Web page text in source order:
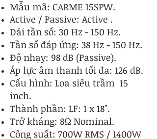
Mẫu mã: CARME 15SPW.
Active / Passive: Active .
Dải tần số: 30 Hz - 150 Hz.
Tần số đáp ứng: 38 Hz - 150 Hz.
Độ nhạy: 98 dB (Passive).
Áp lực âm thanh tối đa: 126 dB.
Cấu hình: Loa siêu trầm 15
inch.
Thành phần: LF: 1 x 18".
Trở kháng: 8Ω Nominal.
Công suất: 700W RMS / 1400W